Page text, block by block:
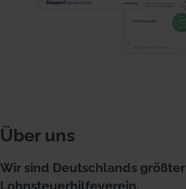
Über uns
Wir sind Deutschlands größter
Lohnsteuerhilfeverein.